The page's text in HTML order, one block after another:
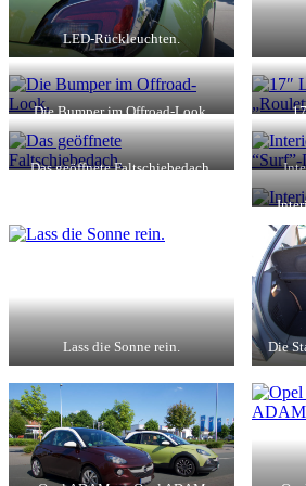
LED-Rückleuchten.
Die Bumper im Offroad-Look.
Das geöffnete Faltschiebedach.
Lass die Sonne rein. Die